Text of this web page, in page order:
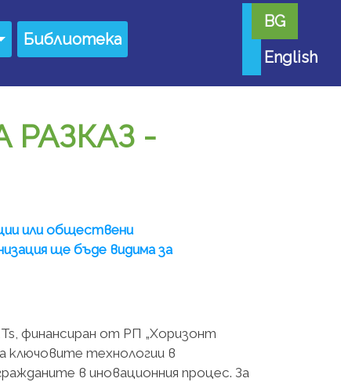
Библиотека
BG
English
РАЗКАЗ -
или обществени
ще бъде видима за
финансиран от РП „Хоризонт
ключовите технологии в
в иновационния процес. За